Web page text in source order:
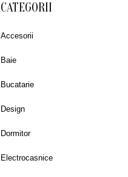
CATEGORII
Accesorii
Baie
Bucatarie
Design
Dormitor
Electrocasnice